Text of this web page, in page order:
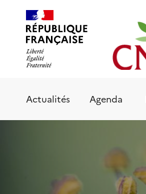
contenu
principal
Actualités Agenda